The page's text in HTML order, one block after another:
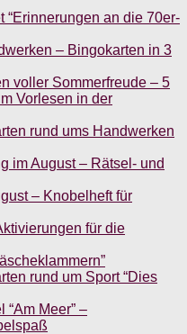
“Erinnerungen an die 70er-
– Bingokarten in 3
voller Sommerfreude – 5
Vorlesen in der
rund ums Handwerken
im August – Rätsel- und
– Knobelheft für
für die
rund um Sport “Dies
Meer” –